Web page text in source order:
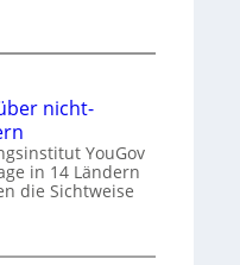
nicht-
YouGov
in 14 Ländern
die Sichtweise